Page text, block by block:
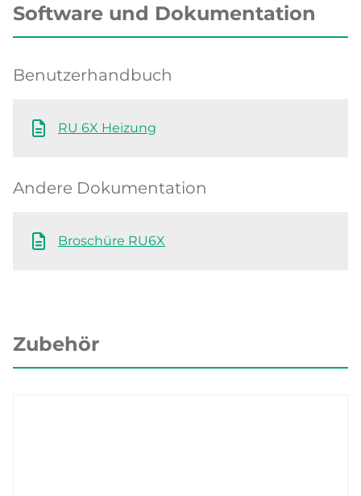
Software und Dokumentation
Benutzerhandbuch
RU 6X Heizung
Andere Dokumentation
Broschüre RU6X
Zubehör